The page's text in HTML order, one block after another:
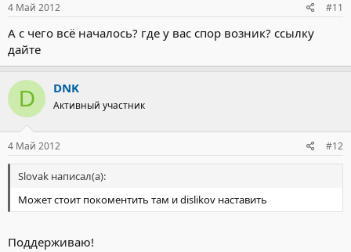
4 Май 2012 #11
А с чего всё началось? где у вас спор возник? ссылку
дайте
D DNK
Активный участник
4 Май 2012 #12
Slovak написал(а):
Может стоит покоментить там и dislikov наставить
Поддерживаю!